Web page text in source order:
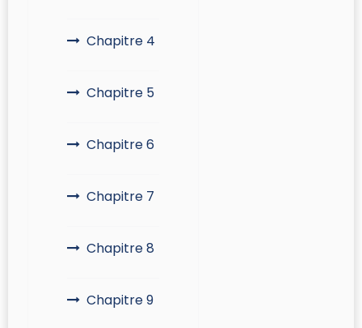
Chapitre 4
Chapitre 5
Chapitre 6
Chapitre 7
Chapitre 8
Chapitre 9